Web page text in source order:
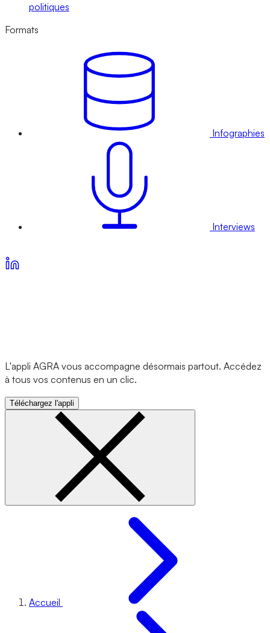
politiques
Formats
Infographies
Interviews
L'appli AGRA vous accompagne désormais partout. Accédez
à tous vos contenus en un clic.
Téléchargez l'appli
Accueil